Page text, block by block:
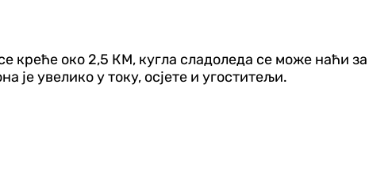
креће око 2,5 КМ, кугла сладоледа се може наћи
је увелико у току, осјете и угоститељи.